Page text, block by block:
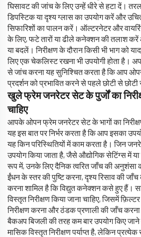
घिसावट की जांच के लिए उन्हें धीरे से हटा दें।
डिपस्टिक या दृश्य ग्लास का उपयोग करें और उचित
सिफारिशों का पालन करें। ऑल्टरनेटर और
के लिए, फटे तारों या ढीले कनेक्शन की तलाश
या बदलें। निरीक्षण के दौरान किसी भी भाग को
लिए एक चेकलिस्ट रखना भी उपयोगी होता है।
से जांच करना यह सुनिश्चित करता है कि आप
प्रदर्शन को प्रभावित करने से पहले छोटी से
खुले फ्रेम जनरेटर सेट के पुर्जों का
चाहिए
आपके ओपन फ्रेम जनरेटर सेट के भागों का निरीक्षण
यह इस बात पर निर्भर करता है कि आप इसका
यह किन परिस्थितियों में काम करता है। जिन
उपयोग किया जाता है, जैसे औद्योगिक सेटिंग्स में
रूप में, उनके लिए दैनिक त्वरित जाँच की अनुशंसा
ईंधन के स्तर की पुष्टि करना, दृश्य रिसाव की
करना शामिल है कि विद्युत कनेक्शन कसे हुए हैं।
विस्तृत निरीक्षण किया जाना चाहिए, जिसमें
निरीक्षण करना और ठंडक प्रणाली की जाँच
बैकअप बिजली की तरह कम बार उपयोग किए
मासिक विस्तृत निरीक्षण पर्याप्त है, लेकिन